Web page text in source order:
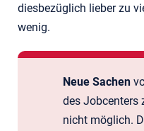
diesbezüglich lieber zu
wenig.
Neue Sachen
des Jobcenters
nicht möglich.